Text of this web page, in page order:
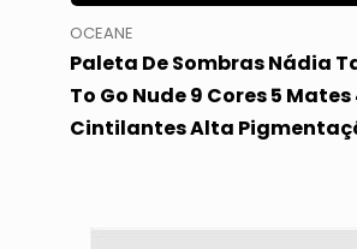
OCEANE
Paleta De Sombras Nádia
To Go Nude 9 Cores 5 Mates
Cintilantes Alta